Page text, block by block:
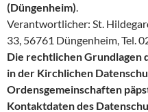
(Düngenheim).
Verantwortlicher: St.
33, 56761 Düngenheim, Tel.
Die rechtlichen Grundlagen
in der Kirchlichen
Ordensgemeinschaften
Kontaktdaten des